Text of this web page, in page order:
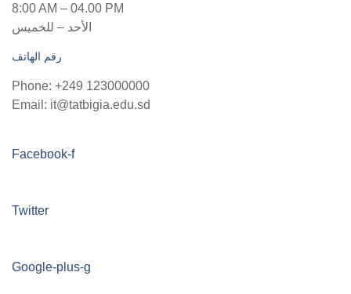
8:00 AM – 04.00 PM
الأحد – للخميس
رقم الهاتف
Phone: +249 123000000
Email: it@tatbigia.edu.sd
Facebook-f
Twitter
Google-plus-g